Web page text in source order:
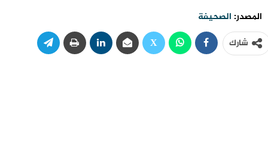
المصدر: الصحيفة
شارك